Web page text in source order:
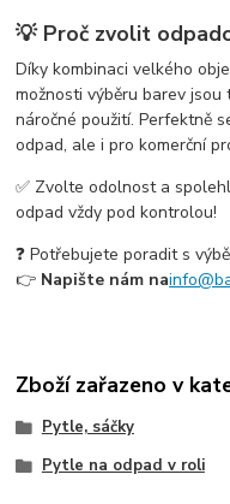
💡 Proč zvolit
Díky kombinaci velkého
možnosti výběru barev
náročné použití. Perfektně
odpad, ale i pro komerční
✅ Zvolte odolnost a
odpad vždy pod kontrolou!
❓ Potřebujete poradit s
👉 Napište nám na
Zboží zařazeno v
Pytle, sáčky
Pytle na odpad v roli